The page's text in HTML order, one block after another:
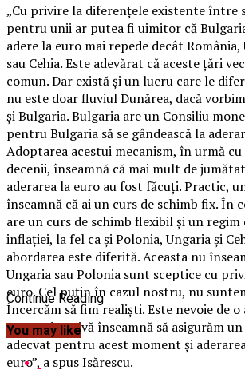
„Cu privire la diferenţele existente între
pentru unii ar putea fi uimitor că
adere la euro mai repede decât
sau Cehia. Este adevărat că aceste ţări
comun. Dar există şi un lucru care le
nu este doar fluviul Dunărea, dacă
şi Bulgaria. Bulgaria are un Consiliu
pentru Bulgaria să se gândească la
Adoptarea acestui mecanism, în urmă cu
decenii, înseamnă că mai mult de
aderarea la euro au fost făcuţi. Practic,
înseamnă că ai un curs de schimb fix. În
are un curs de schimb flexibil şi un
inflaţiei, la fel ca şi Polonia, Ungaria şi
abordarea este diferită. Aceasta nu
Ungaria sau Polonia sunt sceptice cu
euro. Cel puţin în cazul nostru, nu
Încercăm să fim realişti. Este nevoie de o
comprehensivă înseamnă să asigurăm
adecvat pentru acest moment şi
euro”, a spus Isărescu.
Continue Reading
You may like